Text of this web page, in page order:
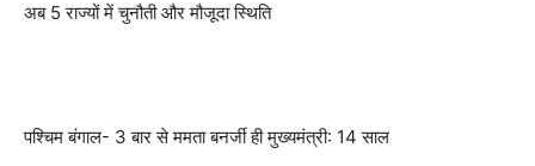
अब 5 राज्यों में चुनौती और मौजूदा स्थिति
पश्चिम बंगाल- 3 बार से ममता बनर्जी ही मुख्यमंत्री: 14 साल